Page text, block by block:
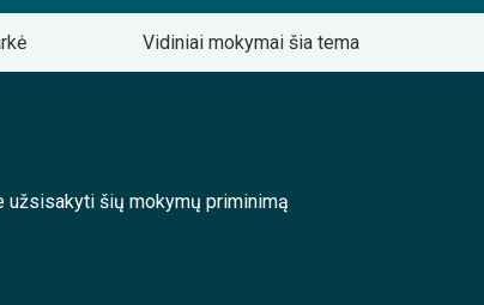
Vidiniai mokymai šia tema
užsisakyti šių mokymų priminimą